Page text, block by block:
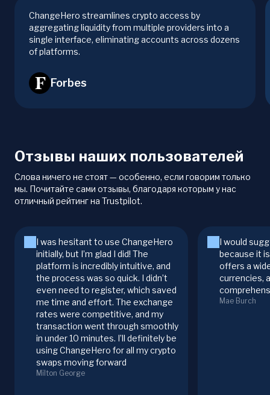
ChangeHero streamlines crypto access by
aggregating liquidity from multiple providers into a
single interface, eliminating accounts across dozens
of platforms.
Forbes
Отзывы наших пользователей
Слова ничего не стоят — особенно, если говорим только
мы. Почитайте сами отзывы, благодаря которым у нас
отличный рейтинг на Trustpilot.
I was hesitant to use ChangeHero
initially, but I’m glad I did! The
platform is incredibly intuitive, and
the process was so quick. I didn’t
even need to register, which saved
me time and effort. The exchange
rates were competitive, and my
transaction went through smoothly
in under 10 minutes. I’ll definitely be
using ChangeHero for all my crypto
swaps moving forward
Milton George
I would
because it
offers a
currencies,
Mae Burch